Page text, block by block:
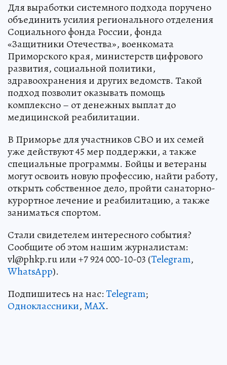
Для выработки системного подхода поручено
объединить усилия регионального отделения
Социального фонда России, фонда
«Защитники Отечества», военкомата
Приморского края, министерств цифрового
развития, социальной политики,
здравоохранения и других ведомств. Такой
подход позволит оказывать помощь
комплексно – от денежных выплат до
медицинской реабилитации.
В Приморье для участников СВО и их семей
уже действуют 45 мер поддержки, а также
специальные программы. Бойцы и ветераны
могут освоить новую профессию, найти работу,
открыть собственное дело, пройти санаторно-
курортное лечение и реабилитацию, а также
заниматься спортом.
Стали свидетелем интересного события?
Сообщите об этом нашим журналистам:
vl@phkp.ru или +7 924 000-10-03 (Telegram,
WhatsApp).
Подпишитесь на нас:Telegram;
Одноклассники,MAX.